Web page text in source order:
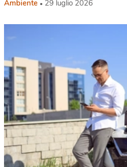
Ambiente 29 luglio 2026